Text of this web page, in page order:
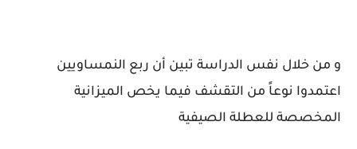
و من خلال نفس الدراسة تبين أن ربع النمساويين
اعتمدوا نوعاً من التقشف فيما يخص الميزانية
المخصصة للعطلة الصيفية